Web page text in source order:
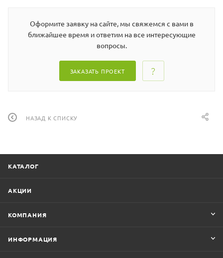
Оформите заявку на сайте, мы свяжемся с вами в
ближайшее время и ответим на все интересующие
вопросы.
ЗАКАЗАТЬ ПРОЕКТ
НАЗАД К СПИСКУ
КАТАЛОГ
АКЦИИ
КОМПАНИЯ
ИНФОРМАЦИЯ